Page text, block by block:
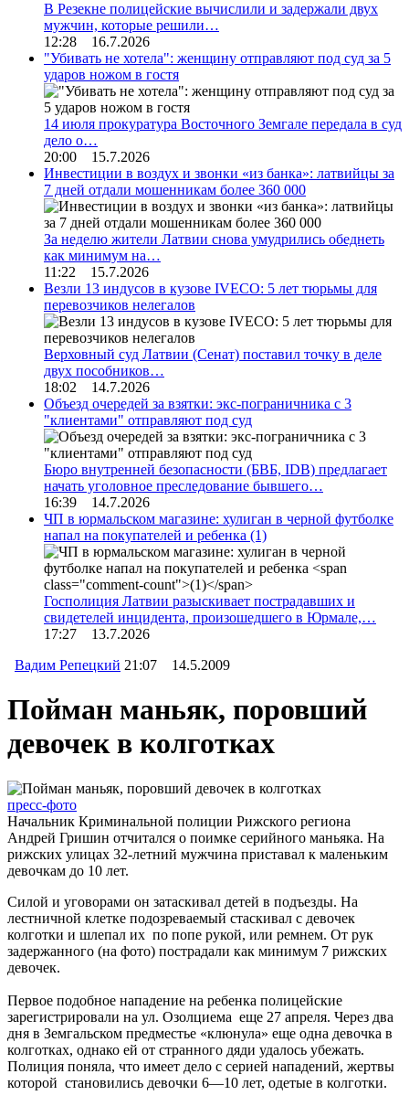
В Резекне полицейские вычислили и задержали двух
мужчин, которые решили…
12:28 16.7.2026
"Убивать не хотела": женщину отправляют под суд за 5
ударов ножом в гостя
14 июля прокуратура Восточного Земгале передала в суд
дело о…
20:00 15.7.2026
Инвестиции в воздух и звонки «из банка»: латвийцы за
7 дней отдали мошенникам более 360 000
За неделю жители Латвии снова умудрились обеднеть
как минимум на…
11:22 15.7.2026
Везли 13 индусов в кузове IVECO: 5 лет тюрьмы для
перевозчиков нелегалов
Верховный суд Латвии (Сенат) поставил точку в деле
двух пособников…
18:02 14.7.2026
Объезд очередей за взятки: экс-пограничника с 3
"клиентами" отправляют под суд
Бюро внутренней безопасности (БВБ, IDB) предлагает
начать уголовное преследование бывшего…
16:39 14.7.2026
ЧП в юрмальском магазине: хулиган в черной футболке
напал на покупателей и ребенка (1)
Госполиция Латвии разыскивает пострадавших и
свидетелей инцидента, произошедшего в Юрмале,…
17:27 13.7.2026
Вадим Репецкий 21:07 14.5.2009
Пойман маньяк, поровший
девочек в колготках
пресс-фото
Начальник Криминальной полиции Рижского региона
Андрей Гришин отчитался о поимке серийного маньяка. На
рижских улицах 32-летний мужчина приставал к маленьким
девочкам до 10 лет.
Силой и уговорами он затаскивал детей в подъезды. На
лестничной клетке подозреваемый стаскивал с девочек
колготки и шлепал их по попе рукой, или ремнем. От рук
задержанного (на фото) пострадали как минимум 7 рижских
девочек.
Первое подобное нападение на ребенка полицейские
зарегистрировали на ул. Озолциема еще 27 апреля. Через два
дня в Земгальском предместье «клюнула» еще одна девочка в
колготках, однако ей от странного дяди удалось убежать.
Полиция поняла, что имеет дело с серией нападений, жертвы
которой становились девочки 6—10 лет, одетые в колготки.